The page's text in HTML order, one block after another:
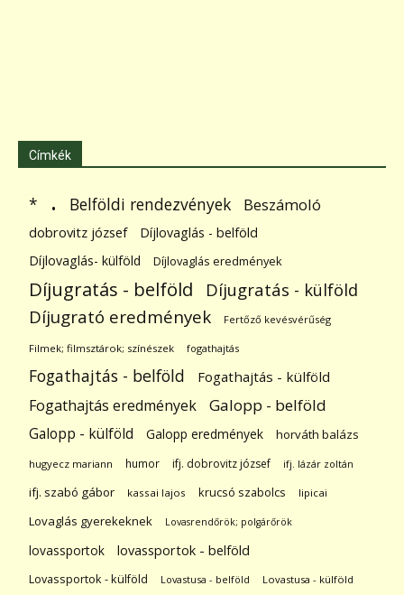
Címkék
* . Belföldi rendezvények Beszámoló
dobrovitz józsef
Díjlovaglás - belföld
Díjlovaglás- külföld
Díjlovaglás eredmények
Díjugratás - belföld Díjugratás - külföld
Díjugrató eredmények Fertőző kevésvérűség
Filmek; filmsztárok; színészek fogathajtás
Fogathajtás - belföld Fogathajtás - külföld
Fogathajtás eredmények Galopp - belföld
Galopp - külföld Galopp eredmények horváth balázs
hugyecz mariann humor ifj. dobrovitz józsef ifj. lázár zoltán
ifj. szabó gábor kassai lajos krucsó szabolcs lipicai
Lovaglás gyerekeknek Lovasrendőrök; polgárőrök
lovassportok lovassportok - belföld
Lovassportok - külföld Lovastusa - belföld Lovastusa - külföld